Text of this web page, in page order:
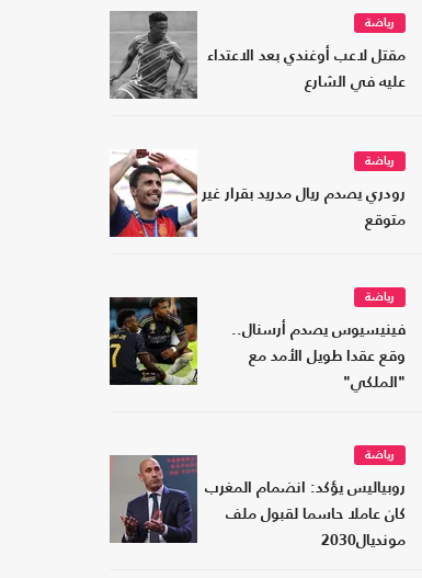
رياضة
مقتل لاعب أوغندي بعد الاعتداء
عليه في الشارع
رياضة
رودري يصدم ريال مدريد بقرار غير
متوقع
رياضة
فينيسيوس يصدم أرسنال..
وقع عقدا طويل الأمد مع
"الملكي"
رياضة
روبياليس يؤكد: انضمام المغرب
كان عاملا حاسما لقبول ملف
مونديال2030